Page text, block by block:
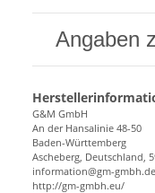
Angaben
G&M GmbH
An der Hansalinie 48-50
Baden-Württemberg
Ascheberg, Deutschland,
information@gm-gmbh.de
http://gm-gmbh.eu/